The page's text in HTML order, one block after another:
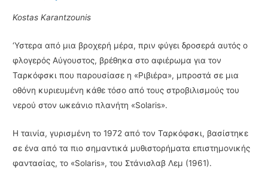
Kostas Karantzounis
‘Υστερα από μια βροχερή μέρα, πριν φύγει δροσερά αυτός ο
φλογερός Αύγουστος, βρέθηκα στο αφιέρωμα για τον
Ταρκόφσκι που παρουσίασε η «Ριβιέρα», μπροστά σε μια
οθόνη κυριευμένη κάθε τόσο από τους στροβιλισμούς του
νερού στον ωκεάνιο πλανήτη «Solaris».
Η ταινία, γυρισμένη το 1972 από τον Ταρκόφσκι, βασίστηκε
σε ένα από τα πιο σημαντικά μυθιστορήματα επιστημονικής
φαντασίας, το «Solaris», του Στάνισλαβ Λεμ (1961).